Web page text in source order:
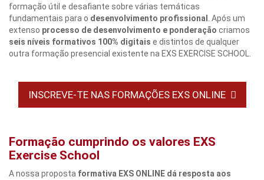
formação útil e desafiante sobre várias temáticas
fundamentais para o desenvolvimento profissional
. Após um
extenso processo de desenvolvimento e ponderação criamos
seis níveis formativos 100% digitais e distintos de qualquer
outra formação presencial existente na EXS EXERCISE SCHOOL.
INSCREVE-TE NAS FORMAÇÕES EXS ONLINE
Formação cumprindo os valores EXS
Exercise School
A nossa proposta formativa EXS ONLINE dá resposta aos